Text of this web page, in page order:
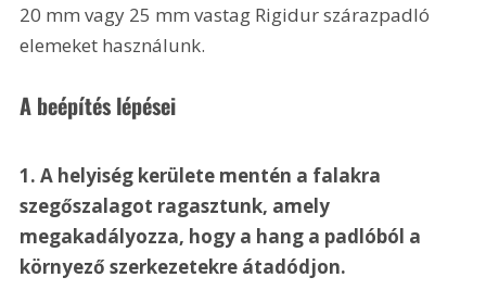
20 mm vagy 25 mm vastag Rigidur szárazpadló
elemeket használunk.
A beépítés lépései
1. A helyiség kerülete mentén a falakra
szegőszalagot ragasztunk, amely
megakadályozza, hogy a hang a padlóból a
környező szerkezetekre átadódjon.